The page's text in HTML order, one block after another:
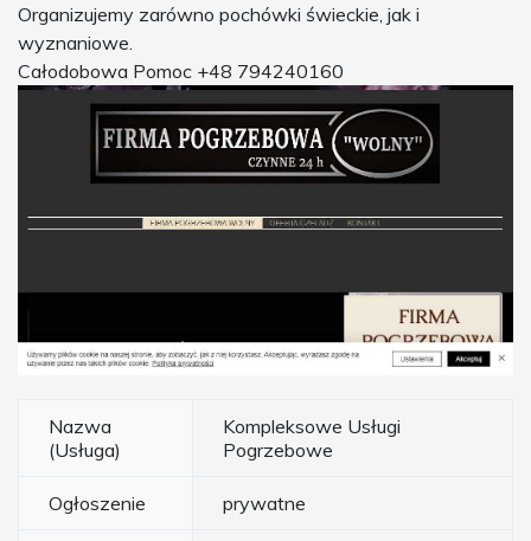
Organizujemy zarówno pochówki świeckie, jak i
wyznaniowe.
Całodobowa Pomoc +48 794240160
Nazwa
(Usługa)
Kompleksowe Usługi
Pogrzebowe
Ogłoszenie prywatne